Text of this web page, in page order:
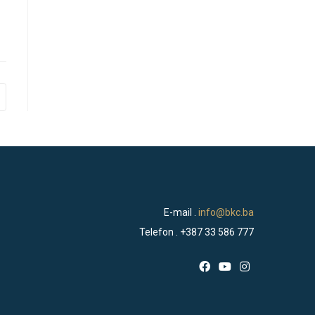
E-mail . info@bkc.ba
Telefon . +387 33 586 777